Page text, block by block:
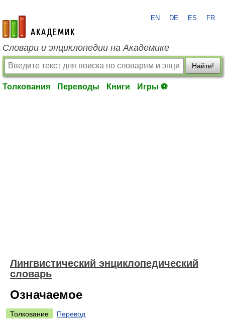
academic.ru
EN DE ES FR
Словари и энциклопедии на Академике
Найти!
Толкования Переводы Книги Игры ⚽
Лингвистический энциклопедический
словарь
Означаемое
Толкование
Перевод